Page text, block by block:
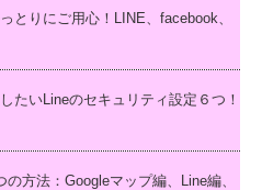
とりにご用心！LINE、facebook、
たいLineのセキュリティ設定６つ！
方法：Googleマップ編、Line編、